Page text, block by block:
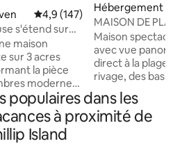
Évaluation moyenne sur la
4,9 (147)
s'étend sur
maison
sur 3 acres
la pièce
modernes,
privée,
face à l'est, de
sont
pas du
Hébergement ⋅
MAISON DE
Phillip Island
Maison
avec vue
direct à la plage.
rivage, des
plage tranquille
baignade
salon ouvert
populaires dans les
à proximité de
Island